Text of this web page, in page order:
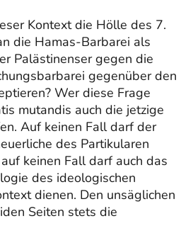
Kontext die Hölle des 7.
die Hamas-Barbarei als
Palästinenser gegen die
gegenüber den
Wer diese Frage
mutandis auch die jetzige
Auf keinen Fall darf der
des Partikularen
keinen Fall darf auch das
des ideologischen
dienen. Den unsäglichen
Seiten stets die